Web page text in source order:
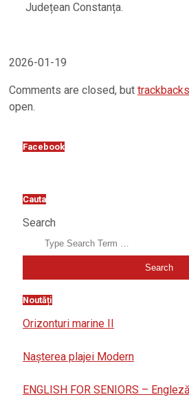
Județean Constanța.
2026-01-19
Comments are closed, but trackbacks
open.
Facebook
Cauta
Search
Noutăți
Orizonturi marine II
Nașterea plajei Modern
ENGLISH FOR SENIORS –